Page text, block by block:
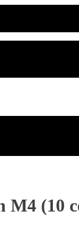
M4 (10